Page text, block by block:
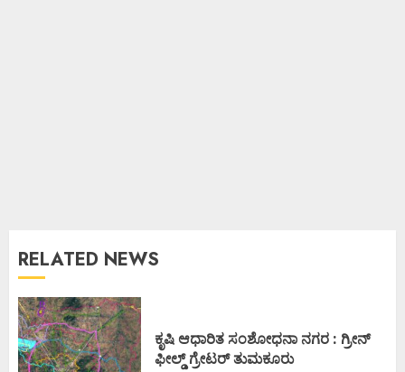
RELATED NEWS
ಕೃಷಿ ಆಧಾರಿತ ಸಂಶೋಧನಾ ನಗರ : ಗ್ರೀನ್
ಫೀಲ್ಡ್ ಗ್ರೇಟರ್ ತುಮಕೂರು